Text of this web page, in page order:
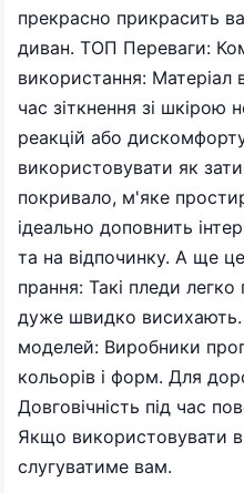
прекрасно прикрасить
диван. ТОП Переваги:
використання:
час зіткнення зі шкірою
реакцій або
використовувати як
покривало, м'яке
ідеально доповнить
та на відпочинку. А ще
прання: Такі пледи
дуже швидко висихають.
моделей: Виробники
кольорів і форм. Для
Довговічність під час
Якщо використовувати
слугуватиме вам.